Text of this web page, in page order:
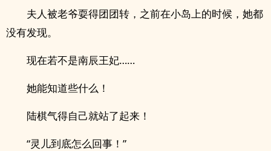
夫人被老爷耍得团团转，之前在小岛上的时候，她都
没有发现。
现在若不是南辰王妃……
她能知道些什么！
陆棋气得自己就站了起来！
“灵儿到底怎么回事！”